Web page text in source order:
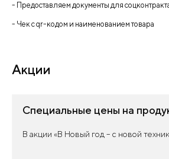
- Предоставляем документы для
- Чек с qr-кодом и наименованием товара
Акции
Специальные цены на
В акции «В Новый год – с новой